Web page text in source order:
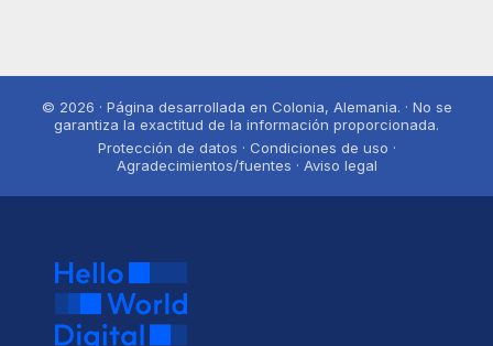
© 2026 · Página desarrollada en Colonia, Alemania. · No se
garantiza la exactitud de la información proporcionada.
Protección de datos · Condiciones de uso ·
Agradecimientos/fuentes · Aviso legal